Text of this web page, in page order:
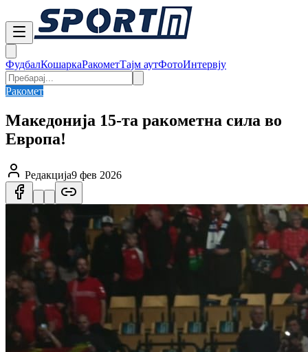
ФудбалКошаркаРакометТајм аутФотоИнтервју
Ракомет
Македонија 15-та ракометна сила во
Европа!
Редакција9 фев 2026